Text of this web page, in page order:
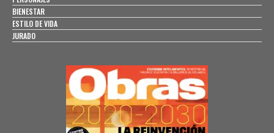
BIENESTAR
ESTILO DE VIDA
JURADO